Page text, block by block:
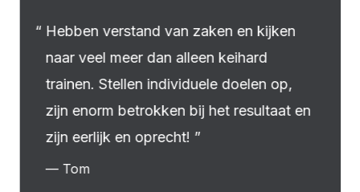
Hebben verstand van zaken en kijken
naar veel meer dan alleen keihard
trainen. Stellen individuele doelen op,
zijn enorm betrokken bij het resultaat en
zijn eerlijk en oprecht!
— Tom